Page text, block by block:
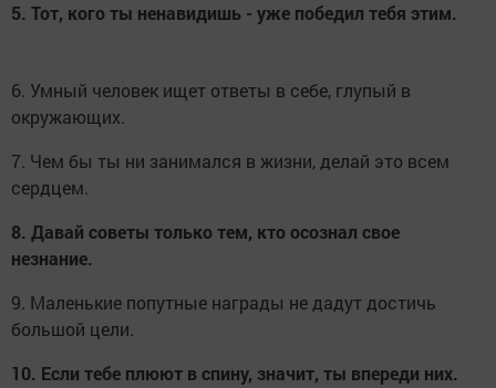
5. Тот, кого ты ненавидишь - уже победил тебя этим.
6. Умный человек ищет ответы в себе, глупый в
окружающих.
7. Чем бы ты ни занимался в жизни, делай это всем
сердцем.
8. Давай советы только тем, кто осознал свое
незнание.
9. Маленькие попутные награды не дадут достичь
большой цели.
10. Если тебе плюют в спину, значит, ты впереди них.